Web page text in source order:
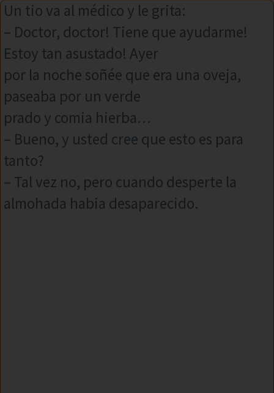
Un tio va al médico y le grita:
– Doctor, doctor! Tiene que ayudarme!
Estoy tan asustado! Ayer
por la noche soñée que era una oveja,
paseaba por un verde
prado y comia hierba…
– Bueno, y usted cree que esto es para
tanto?
– Tal vez no, pero cuando desperte la
almohada habia desaparecido.